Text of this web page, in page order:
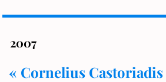
2007
« Cornelius Castoriadis